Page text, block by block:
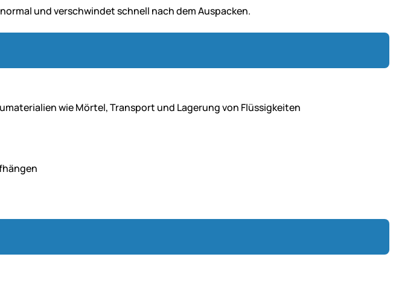
und verschwindet schnell nach dem Auspacken.
wie Mörtel, Transport und Lagerung von Flüssigkeiten